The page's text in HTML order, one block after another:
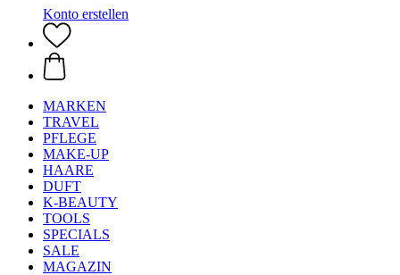
Konto erstellen
MARKEN
TRAVEL
PFLEGE
MAKE-UP
HAARE
DUFT
K-BEAUTY
TOOLS
SPECIALS
SALE
MAGAZIN